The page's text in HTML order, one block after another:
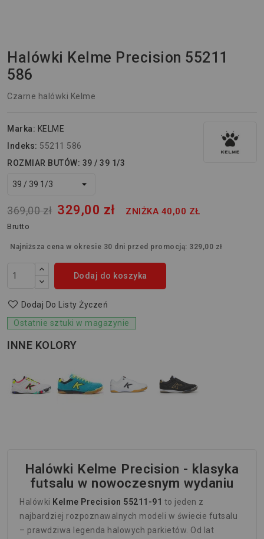
Halówki Kelme Precision 55211
586
Czarne halówki Kelme
Marka: KELME
Indeks: 55211 586
ROZMIAR BUTÓW: 39 / 39 1/3
369,00 zł 329,00 zł ZNIŻKA 40,00 ZŁ
Brutto
Najniższa cena w okresie 30 dni przed promocją: 329,00 zł
Dodaj do koszyka
Dodaj Do Listy Życzeń
Ostatnie sztuki w magazynie
INNE KOLORY
Halówki Kelme Precision - klasyka
futsalu w nowoczesnym wydaniu
Halówki Kelme Precision 55211-91 to jeden z
najbardziej rozpoznawalnych modeli w świecie futsalu
– prawdziwa legenda halowych parkietów. Od lat